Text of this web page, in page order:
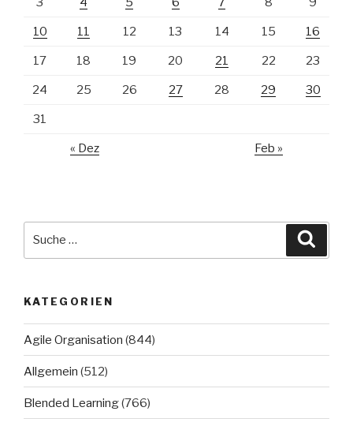
10 11 12 13 14 15 16
17 18 19 20 21 22 23
24 25 26 27 28 29 30
31
« Dez Feb »
KATEGORIEN
Agile Organisation (844)
Allgemein (512)
Blended Learning(766)